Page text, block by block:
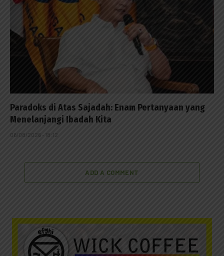
Paradoks di Atas Sajadah: Enam Pertanyaan yang
Menelanjangi Ibadah Kita
06/08/2026 - 18:12
ADD A COMMENT